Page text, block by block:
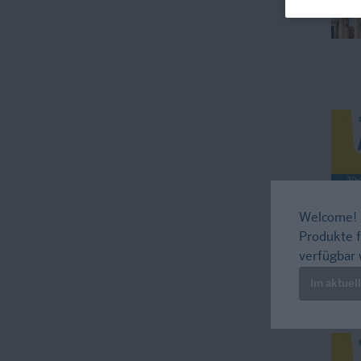
Welcome!
Produkte
verfügbar
Im